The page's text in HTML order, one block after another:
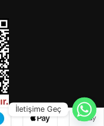
İletişime Geç